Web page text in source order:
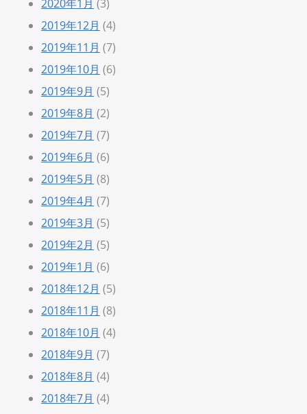
2020年1月 (3)
2019年12月 (4)
2019年11月 (7)
2019年10月 (6)
2019年9月 (5)
2019年8月 (2)
2019年7月 (7)
2019年6月 (6)
2019年5月 (8)
2019年4月 (7)
2019年3月 (5)
2019年2月 (5)
2019年1月 (6)
2018年12月 (5)
2018年11月 (8)
2018年10月 (4)
2018年9月 (7)
2018年8月 (4)
2018年7月 (4)